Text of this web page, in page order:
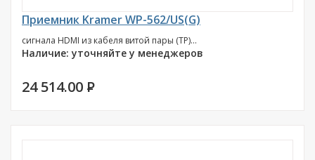
Приемник Kramer WP-562/US(G)
сигнала HDMI из кабеля витой пары (TP)...
Наличие: уточняйте у менеджеров
24 514.00 P